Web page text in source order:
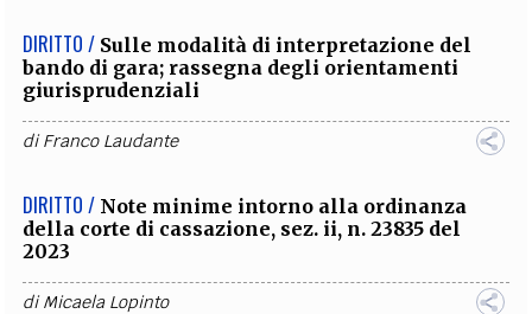
DIRITTO / Sulle modalità di interpretazione del
bando di gara; rassegna degli orientamenti
giurisprudenziali
diFranco Laudante
DIRITTO / Note minime intorno alla ordinanza
della corte di cassazione, sez. ii, n. 23835 del
2023
diMicaela Lopinto